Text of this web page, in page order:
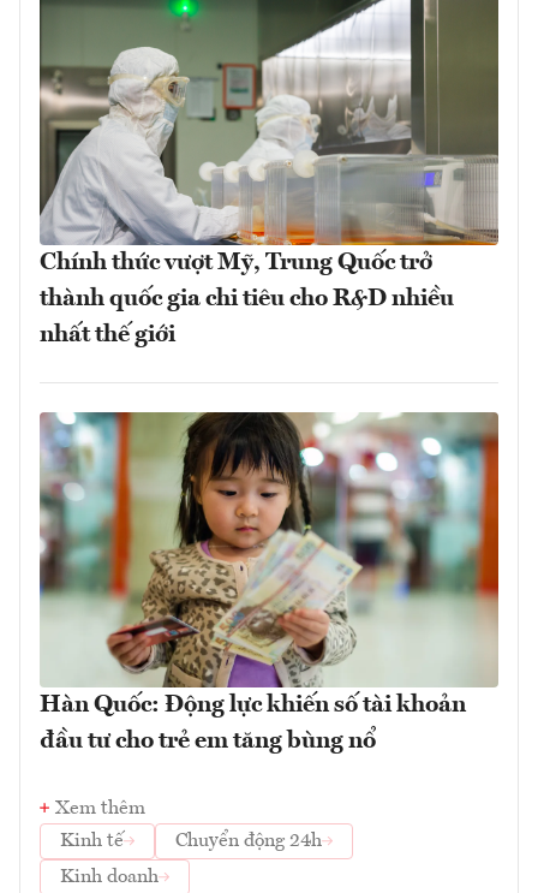
Chính thức vượt Mỹ, Trung Quốc trở
thành quốc gia chi tiêu cho R&D nhiều
nhất thế giới
Hàn Quốc: Động lực khiến số tài khoản
đầu tư cho trẻ em tăng bùng nổ
Xem thêm
Kinh tế
Chuyển động 24h
Kinh doanh